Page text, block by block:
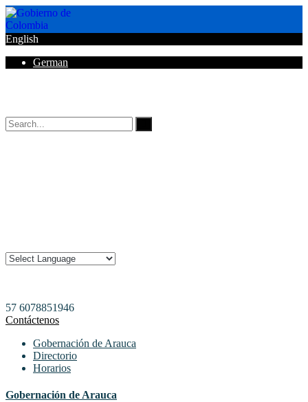
English
German
57 6078851946
Contáctenos
Gobernación de Arauca
Directorio
Horarios
Gobernación de Arauca